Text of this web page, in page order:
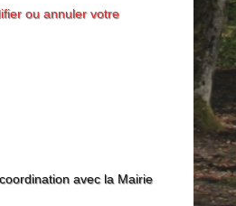
ou annuler votre
avec la Mairie